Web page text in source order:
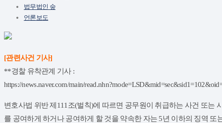
법무법인 숲
언론보도
[관련사건 기사]
**경찰 유착관계 기사 :
https://news.naver.com/main/
변호사법 위반 제111조(벌칙)에 따르면 공무원이 취급하는 사건 또는
를 공여하게 하거나 공여하게 할 것을 약속한 자는 5년 이하의 징역 또